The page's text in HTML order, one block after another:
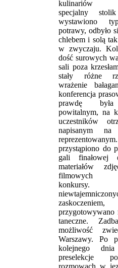
kulinariów
specjalny
wystawiono
potrawy, odbyło
chlebem i solą
w zwyczaju.
dość surowych
sali poza
stały różne
wrażenie
konferencja
prawdę była
powitalnym, na
uczestników
napisanym
przystąpiono do
gali finałowej
materiałów
filmowych
przygotowywano
taneczne.
możliwość
Warszawy. Po
kolejnego
preselekcje